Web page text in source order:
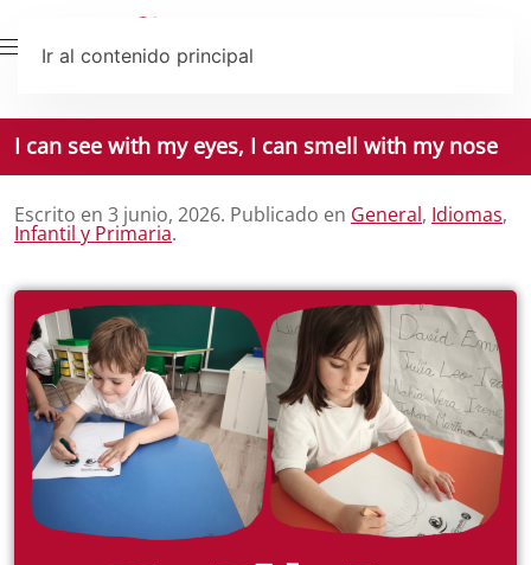
Ir al contenido principal
I can see with my eyes, I can smell with my nose
Escrito en 3 junio, 2026. Publicado en General, Idiomas,
Infantil y Primaria.